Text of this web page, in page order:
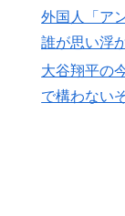
▶ 【衝撃】韓
▶ 【海外の反
争で柵越え
な…」
外国人「ア
誰が思い浮
大谷翔平の
で構わない